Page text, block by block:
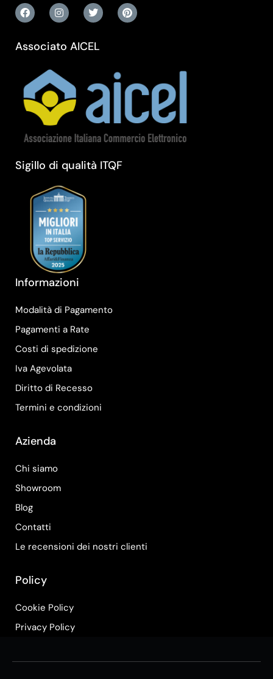
Associato AICEL
Sigillo di qualità ITQF
Informazioni
Modalità di Pagamento
Pagamenti a Rate
Costi di spedizione
Iva Agevolata
Diritto di Recesso
Termini e condizioni
Azienda
Chi siamo
Showroom
Blog
Contatti
Le recensioni dei nostri clienti
Policy
Cookie Policy
Privacy Policy